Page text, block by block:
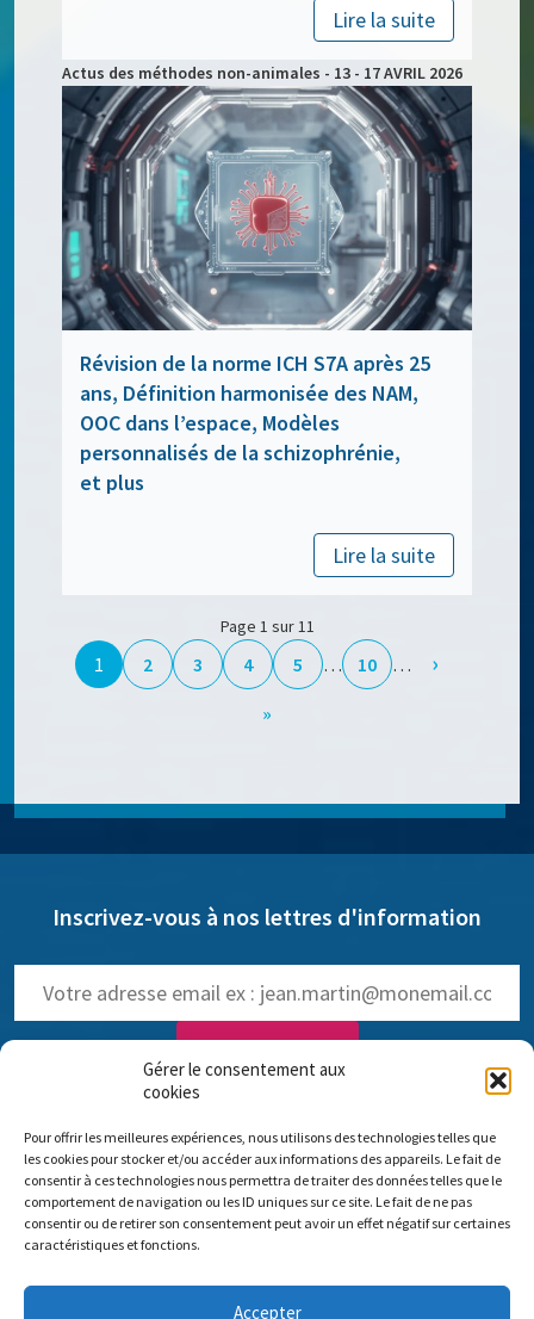
Gérer le consentement aux
cookies
Pour offrir les meilleures expériences, nous utilisons des technologies telles que
les cookies pour stocker et/ou accéder aux informations des appareils. Le fait de
consentir à ces technologies nous permettra de traiter des données telles que le
comportement de navigation ou les ID uniques sur ce site. Le fait de ne pas
consentir ou de retirer son consentement peut avoir un effet négatif sur certaines
caractéristiques et fonctions.
Accepter
Lire la suite
Actus des méthodes non-animales - 13 - 17 AVRIL 2026
Révision de la norme ICH S7A après 25
ans, Définition harmonisée des NAM,
OOC dans l’espace, Modèles
personnalisés de la schizophrénie,
et plus
Lire la suite
Page 1 sur 11
1 2 3 4 5 … 10 … ›
»
Inscrivez-vous à nos lettres d'information
trimestrielle de Pro Anima(Voir les anciennes lettres)
hebdomadaire dédiée aux NAMs
Comité scientifique Pro Anima